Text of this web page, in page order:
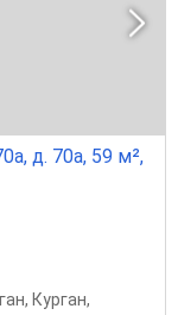
д. 70а, 59 м²,
, Курган,